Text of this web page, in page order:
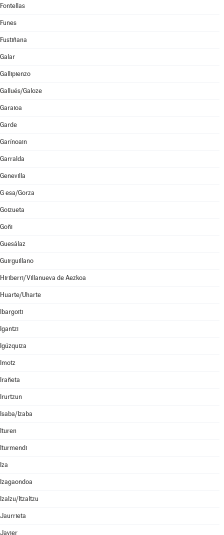
Fontellas
Funes
Fustiñana
Galar
Gallipienzo
Gallués/Galoze
Garaioa
Garde
Garínoain
Garralda
Genevilla
G esa/Gorza
Goizueta
Goñi
Guesálaz
Guirguillano
Hiriberri/Villanueva de Aezkoa
Huarte/Uharte
Ibargoiti
Igantzi
Igúzquiza
Imotz
Irañeta
Irurtzun
Isaba/Izaba
Ituren
Iturmendi
Iza
Izagaondoa
Izalzu/Itzaltzu
Jaurrieta
Javier